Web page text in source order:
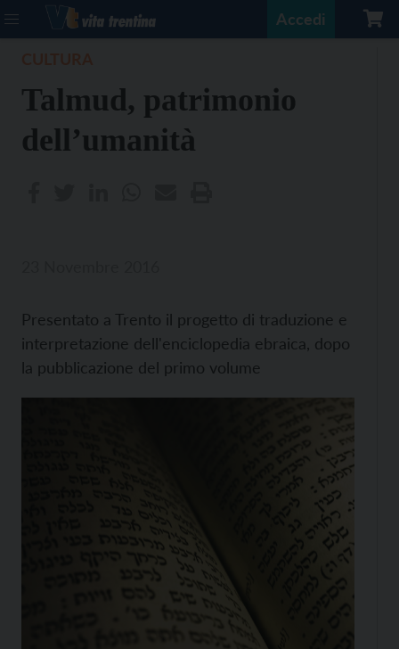
Accedi
Talmud, patrimonio
dell’umanità
Presentato a Trento il progetto di traduzione e
interpretazione dell'enciclopedia ebraica, dopo
la pubblicazione del primo volume